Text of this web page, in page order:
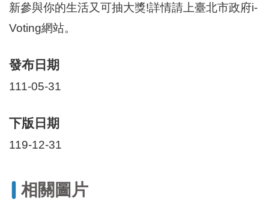
化
資
產
臺
北
市
界
市
新參與你的生活又可抽大獎!詳情請上臺北市政府i-
Voting網站。
發布日期
111-05-31
下版日期
119-12-31
相關圖片